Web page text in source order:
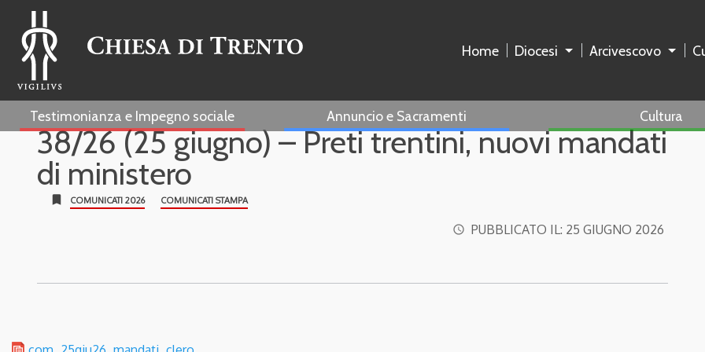
Home Diocesi Arcivescovo
Testimonianza e Impegno sociale Annuncio e Sacramenti Cultura
38/26 (25 giugno) – Preti trentini, nuovi mandati
di ministero
bookmark COMUNICATI 2026 COMUNICATI STAMPA
access_time PUBBLICATO IL: 25 GIUGNO 2026